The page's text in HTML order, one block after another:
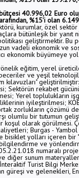
40.996,02 Euro
%15'i olan
kurumlar, özel
bütünleşik bir yanıt
geliştirmektir. Bu
vadeli ekonomik ve
ekonomik büyümeye yol
eğitim, yerel
ve yeşil
kılavuzları"
Sektörün rekabet
Yerel toplulukların
iyileştirilmesi;
zorlukların çözümü
olumlu bir tutumun
olarak görülmesi.
Burgas -
bisiklet yolları içeren
ve
numaralı
diğer sunum
Turist Bilgi
güreşi ve gelenekleri,